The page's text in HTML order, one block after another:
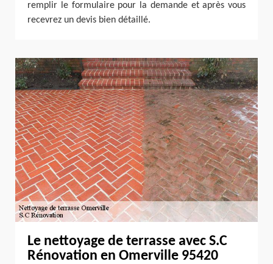
remplir le formulaire pour la demande et après vous
recevrez un devis bien détaillé.
Le nettoyage de terrasse avec S.C
Rénovation en Omerville 95420